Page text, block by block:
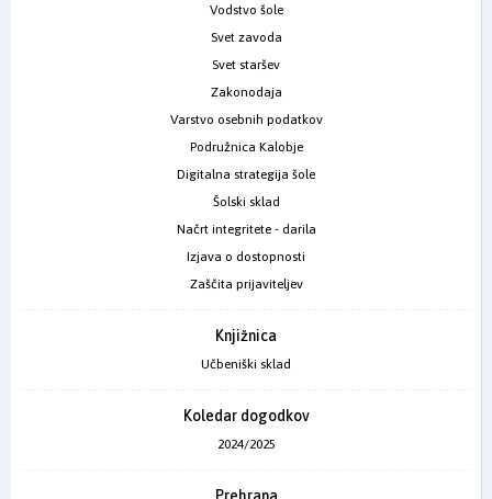
Vodstvo šole
Svet zavoda
Svet staršev
Zakonodaja
Varstvo osebnih podatkov
Podružnica Kalobje
Digitalna strategija šole
Šolski sklad
Načrt integritete - darila
Izjava o dostopnosti
Zaščita prijaviteljev
Knjižnica
Učbeniški sklad
Koledar dogodkov
2024/2025